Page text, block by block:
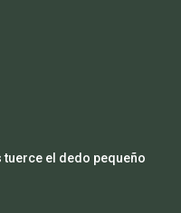
tuerce el dedo pequeño